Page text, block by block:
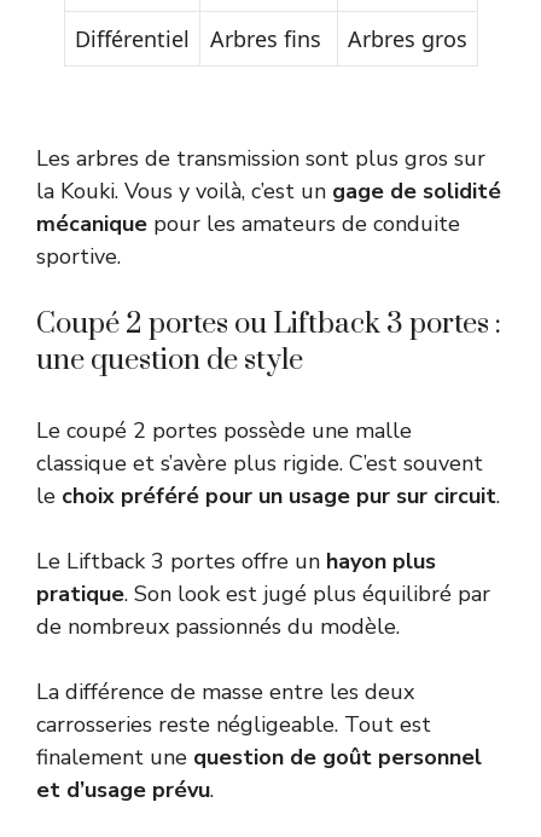
Différentiel
Arbres fins Arbres gros
Les arbres de transmission sont plus gros sur
la Kouki. Vous y voilà, c’est un gage de solidité
mécanique pour les amateurs de conduite
sportive.
Coupé 2 portes ou Liftback 3 portes :
une question de style
Le coupé 2 portes possède une malle
classique et s’avère plus rigide. C’est souvent
le choix préféré pour un usage pur sur circuit.
Le Liftback 3 portes offre un hayon plus
pratique. Son look est jugé plus équilibré par
de nombreux passionnés du modèle.
La différence de masse entre les deux
carrosseries reste négligeable. Tout est
finalement une question de goût personnel
et d’usage prévu.